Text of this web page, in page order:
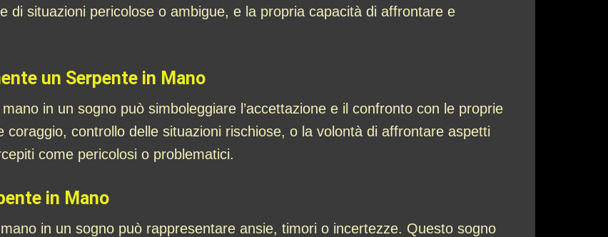
di situazioni pericolose o ambigue, e la propria capacità di affrontare e
un Serpente in Mano
in un sogno può simboleggiare l’accettazione e il confronto con le proprie
controllo delle situazioni rischiose, o la volontà di affrontare aspetti
come pericolosi o problematici.
in Mano
in un sogno può rappresentare ansie, timori o incertezze. Questo sogno